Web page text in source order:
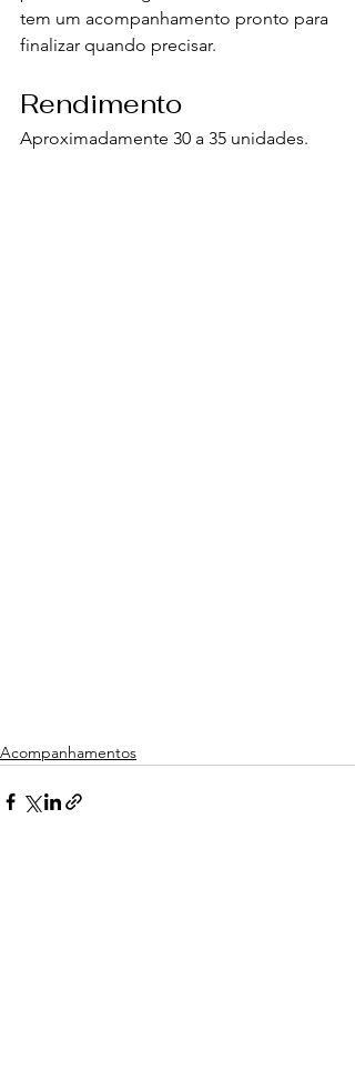
tem um acompanhamento pronto para
finalizar quando precisar.
Rendimento
Aproximadamente 30 a 35 unidades.
Acompanhamentos